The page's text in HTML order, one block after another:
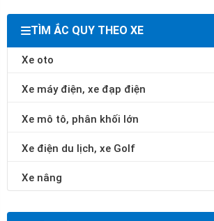
TÌM ẮC QUY THEO XE
Xe oto
Xe máy điện, xe đạp điện
Xe mô tô, phân khối lớn
Xe điện du lịch, xe Golf
Xe nâng